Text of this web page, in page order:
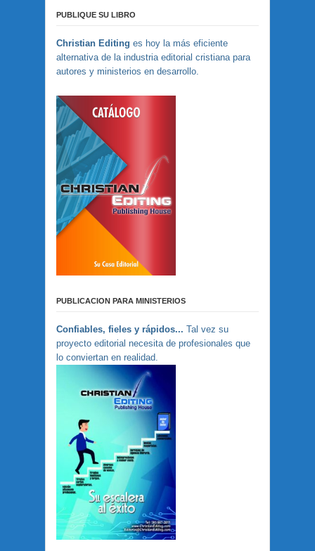
PUBLIQUE SU LIBRO
Christian Editing es hoy la más eficiente
alternativa de la industria editorial cristiana para
autores y ministerios en desarrollo.
PUBLICACION PARA MINISTERIOS
Confiables, fieles y rápidos... Tal vez su
proyecto editorial necesita de profesionales que
lo conviertan en realidad.